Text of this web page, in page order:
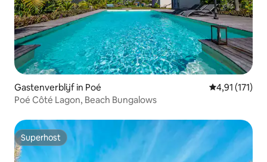
Gastenverblijf in Poé Gemiddelde
4,91 (171)
Poé Côté Lagon, Beach Bungalows
Superhost
Superhost